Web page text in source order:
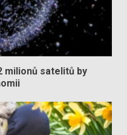
milionů satelitů by